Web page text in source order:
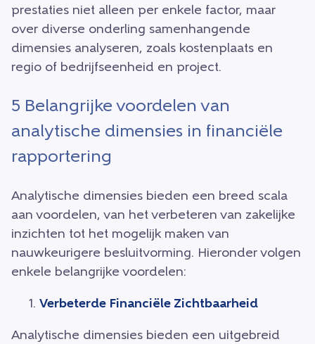
prestaties niet alleen per enkele factor, maar
over diverse onderling samenhangende
dimensies analyseren, zoals kostenplaats en
regio of bedrijfseenheid en project.
5 Belangrijke voordelen van
analytische dimensies in financiële
rapportering
Analytische dimensies bieden een breed scala
aan voordelen, van het verbeteren van zakelijke
inzichten tot het mogelijk maken van
nauwkeurigere besluitvorming. Hieronder volgen
enkele belangrijke voordelen:
Verbeterde Financiële Zichtbaarheid
Analytische dimensies bieden een uitgebreid